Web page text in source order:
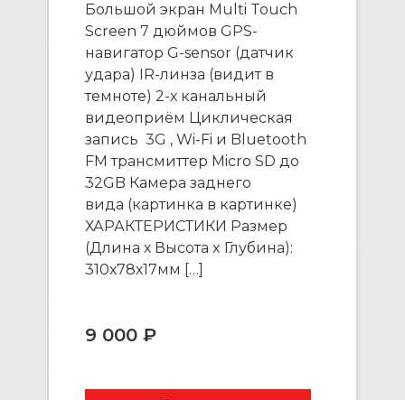
Большой экран Multi Touch
Screen 7 дюймов GPS-
навигатор G-sensor (датчик
удара) IR-линза (видит в
темноте) 2-х канальный
видеоприём Циклическая
запись 3G , Wi-Fi и Bluetooth
FM трансмиттер Micro SD до
32GB Камера заднего
вида (картинка в картинке)
ХАРАКТЕРИСТИКИ Размер
(Длина х Высота x Глубина):
310х78х17мм […]
9 000 ₽